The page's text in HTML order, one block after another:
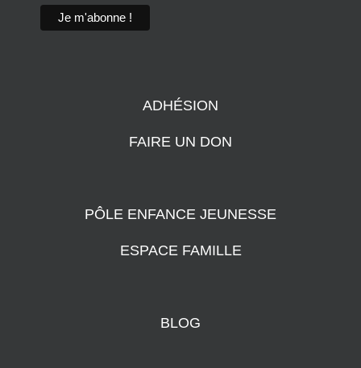
ADHÉSION
FAIRE UN DON
PÔLE ENFANCE JEUNESSE
ESPACE FAMILLE
BLOG